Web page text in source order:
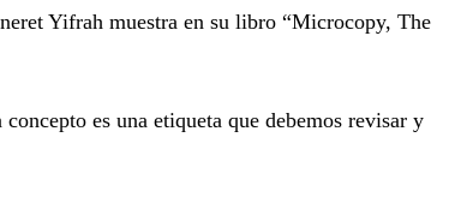
Yifrah muestra en su libro “Microcopy, The
es una etiqueta que debemos revisar y